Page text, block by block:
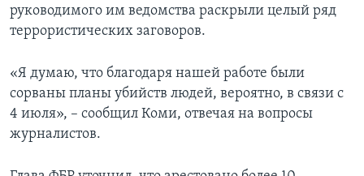
руководимого им ведомства раскрыли целый ряд
террористических заговоров.
«Я думаю, что благодаря нашей работе были
сорваны планы убийств людей, вероятно, в связи с
4 июля», – сообщил Коми, отвечая на вопросы
журналистов.